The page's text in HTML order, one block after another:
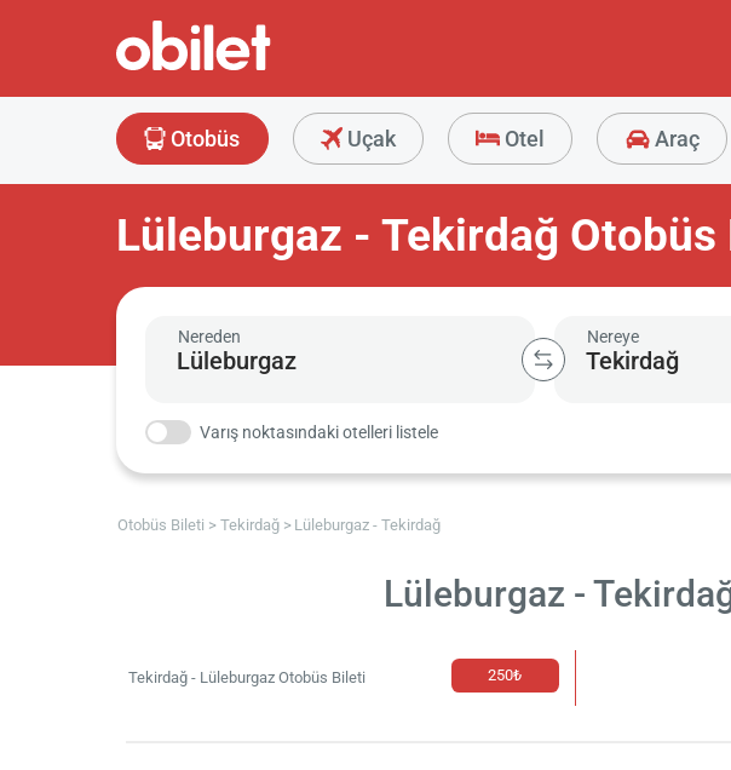
Otobüs Uçak Otel Araç
Lüleburgaz - Tekirdağ
Nereden Nereye
Varış noktasındaki otelleri listele
Otobüs Bileti Tekirdağ Lüleburgaz - Tekirdağ
Lüleburgaz -
Tekirdağ - Lüleburgaz Otobüs Bileti 250₺